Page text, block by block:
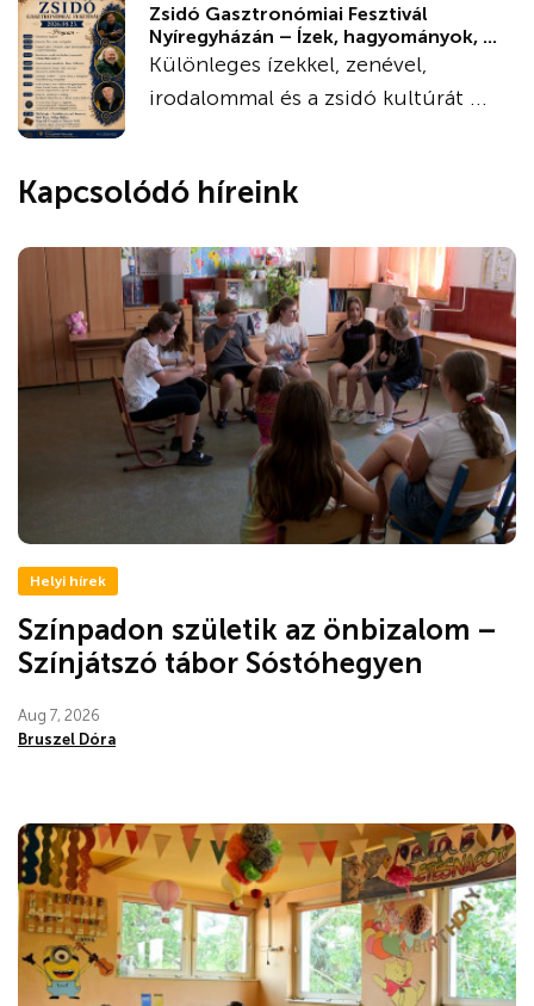
Zsidó Gasztronómiai Fesztivál
Nyíregyházán – Ízek, hagyományok, ...
Különleges ízekkel, zenével,
irodalommal és a zsidó kultúrát ...
Kapcsolódó híreink
Helyi hírek
Színpadon születik az önbizalom –
Színjátszó tábor Sóstóhegyen
Aug 7, 2026
Bruszel Dóra